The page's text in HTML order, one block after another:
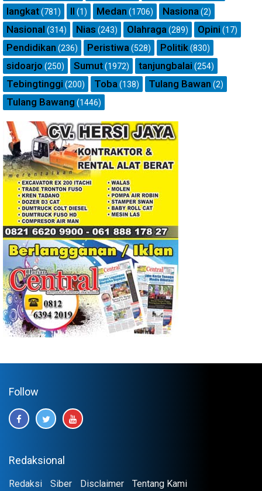
langkat(781) ll (1) Medan (1706) Nasiona(2)
Nasional (314) Nias (243) Olahraga(289) Opini (17)
Pendidikan (236) Peristiwa(528) Politik(830)
sidoarjo (250) Sumut(1972) tanjungbalai (254)
Tebingtinggi (200) Toba(138) Tulang Bawan (2)
Tulang Bawang (1446)
Follow
Redaksional
Redaksi Siber Disclaimer Tentang Kami